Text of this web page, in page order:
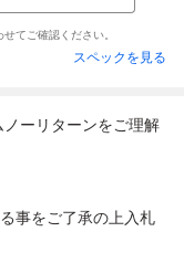
てご確認ください。
スペックを見る
ーリターンをご理解
事をご了承の上入札